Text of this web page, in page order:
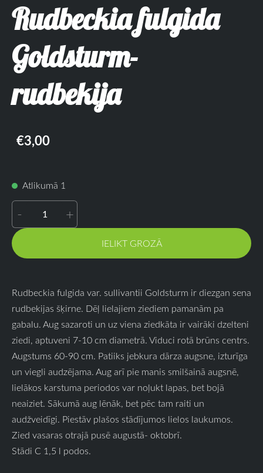
Rudbeckia fulgida
Goldsturm-
rudbekija
€3,00
Atlikumā 1
- +
IELIKT GROZĀ
Rudbeckia fulgida var. sullivantii Goldsturm ir diezgan sena
rudbekijas šķirne. Dēļ lielajiem ziediem pamanām pa
gabalu. Aug sazaroti un uz viena ziedkāta ir vairāki dzelteni
ziedi, aptuveni 7-10 cm diametrā. Viduci rotā brūns centrs.
Augstums 60-90 cm. Patiiks jebkura dārza augsne, izturīga
un viegli audzējama. Aug arī pie manis smilšainā augsnē,
lielākos karstuma periodos var noļukt lapas, bet bojā
neaiziet. Sākumā aug lēnāk, bet pēc tam raiti un
audžveidīgi. Piestāv plašos stādījumos lielos laukumos.
Zied vasaras otrajā pusē augustā- oktobrī.
Stādi C 1,5 l podos.